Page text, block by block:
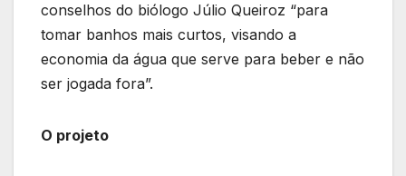
conselhos do biólogo Júlio Queiroz “para
tomar banhos mais curtos, visando a
economia da água que serve para beber e não
ser jogada fora”.
O projeto